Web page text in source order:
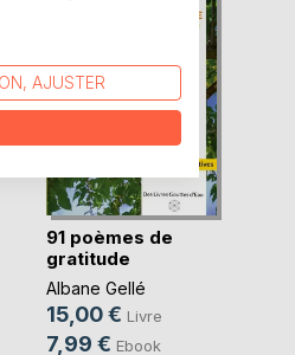
91 poèmes de
gratitude
Albane Gellé
15,00 € Livre
7,99 € Ebook
AJUSTER